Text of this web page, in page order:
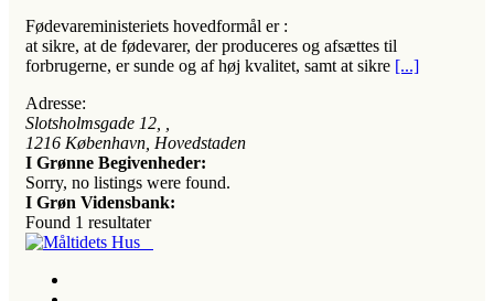
Fødevareministeriets hovedformål er :
at sikre, at de fødevarer, der produceres og afsættes til
forbrugerne, er sunde og af høj kvalitet, samt at sikre [...]
Adresse:
Slotsholmsgade 12
1216 København, Hovedstaden
I Grønne Begivenheder:
Sorry, no listings were found.
I Grøn Vidensbank:
Found 1 resultater